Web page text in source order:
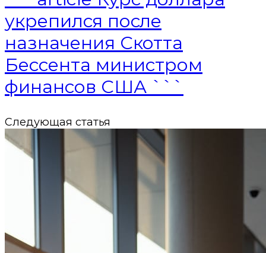
укрепился после
назначения Скотта
Бессента министром
финансов США ```
Следующая статья